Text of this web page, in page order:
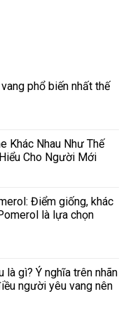
phổ biến nhất thế
Khác Nhau Như Thế
Cho Người Mới
Điểm giống, khác
là lựa chọn
là gì? Ý nghĩa trên nhãn
người yêu vang nên